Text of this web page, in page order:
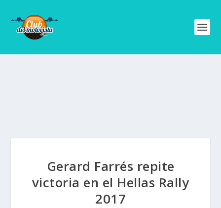
Gerard Farrés repite
victoria en el Hellas Rally
2017